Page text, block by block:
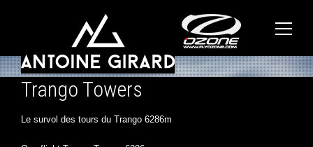
Trango Towers
Le survol des tours du Trango 6286m